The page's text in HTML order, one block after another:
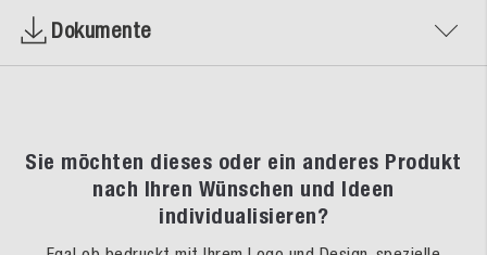
Dokumente
Sie möchten dieses oder ein anderes Produkt
nach Ihren Wünschen und Ideen
individualisieren?